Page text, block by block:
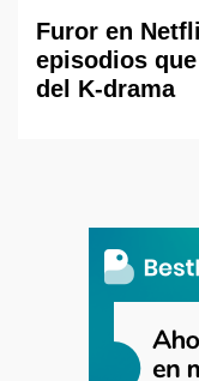
Furor en
episodios
del K-drama